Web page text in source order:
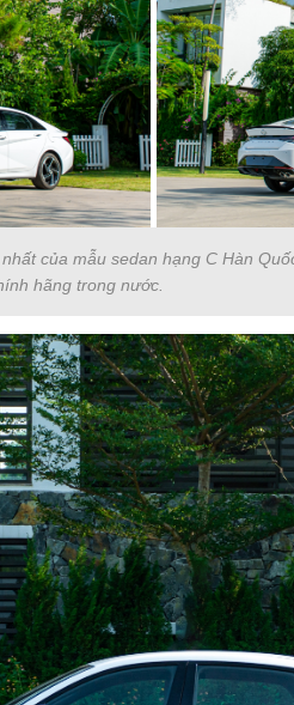
của mẫu sedan hạng C Hàn
hãng trong nước.